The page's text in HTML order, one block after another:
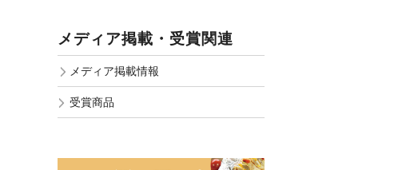
メディア掲載・受賞関連
メディア掲載情報
受賞商品